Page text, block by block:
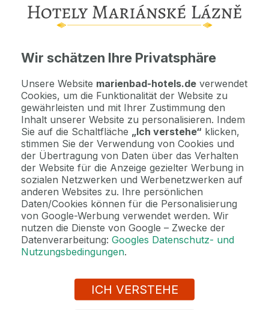
Wichtige Informationen
Kontaktdaten. Unterkunftsbedingungen und andere...
Als Geschenk kaufen
Jetzt bezahlen Sie gar nichts.
Die Zahlungsmodalitäten erhalten Sie zusammen mit dem Angebot
per E-Mail.
2 Gründe, bei uns zu buchen
Bonus zur Buchung
Genießen Sie Marienbad in vollen Zügen mit unseren exklusiven
Bonusen zu jeder Reservierung!
Sind Sie unsicher bei der
Auswahl? Lassen Sie sich von uns
Wir schätzen Ihre Privatsphäre
Unsere Website marienbad-hotels.de verwendet
Cookies, um die Funktionalität der Website zu
gewährleisten und mit Ihrer Zustimmung den
Inhalt unserer Website zu personalisieren. Indem
Sie auf die Schaltfläche „Ich verstehe“ klicken,
stimmen Sie der Verwendung von Cookies und
der Übertragung von Daten über das Verhalten
der Website für die Anzeige gezielter Werbung in
sozialen Netzwerken und Werbenetzwerken auf
anderen Websites zu. Ihre persönlichen
Daten/Cookies können für die Personalisierung
von Google-Werbung verwendet werden. Wir
nutzen die Dienste von Google – Zwecke der
Datenverarbeitung: Googles Datenschutz- und
Nutzungsbedingungen.
ICH VERSTEHE